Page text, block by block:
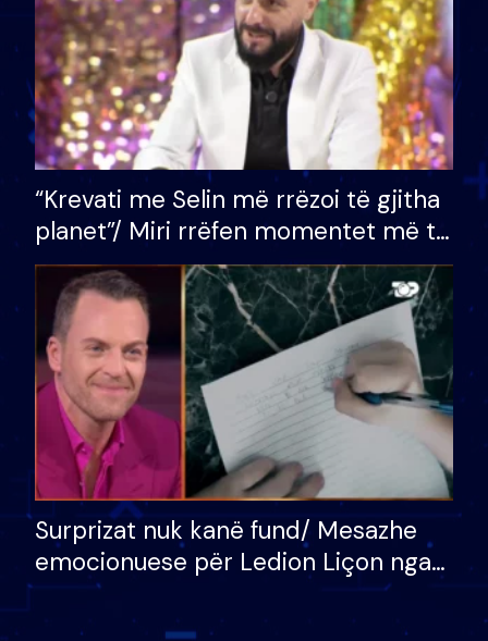
“Krevati me Selin më rrëzoi të gjitha
planet”/ Miri rrëfen momentet më të
bukura në shtëpinë e BB VIP: Do më
mungojë zilja e mëngjesit kur…
Surprizat nuk kanë fund/ Mesazhe
emocionuese për Ledion Liçon nga
nëna dhe fëmijët e tij, moderatori
nuk i mban dot lotët: Nuk meritoj…